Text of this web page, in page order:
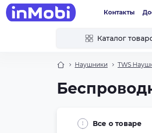
Контакты
Каталог
Наушники TWS
Все о товаре